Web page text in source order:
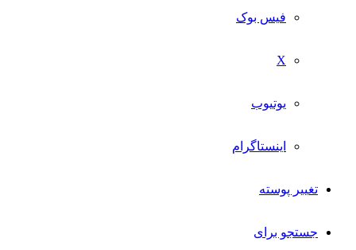
فیس بوک
X
یوتیوب
اینستاگرام
تغییر پوسته
جستجو برای